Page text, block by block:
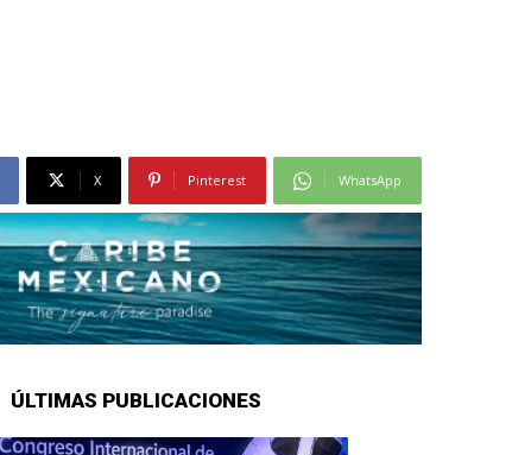
X Pinterest WhatsApp
ÚLTIMAS PUBLICACIONES